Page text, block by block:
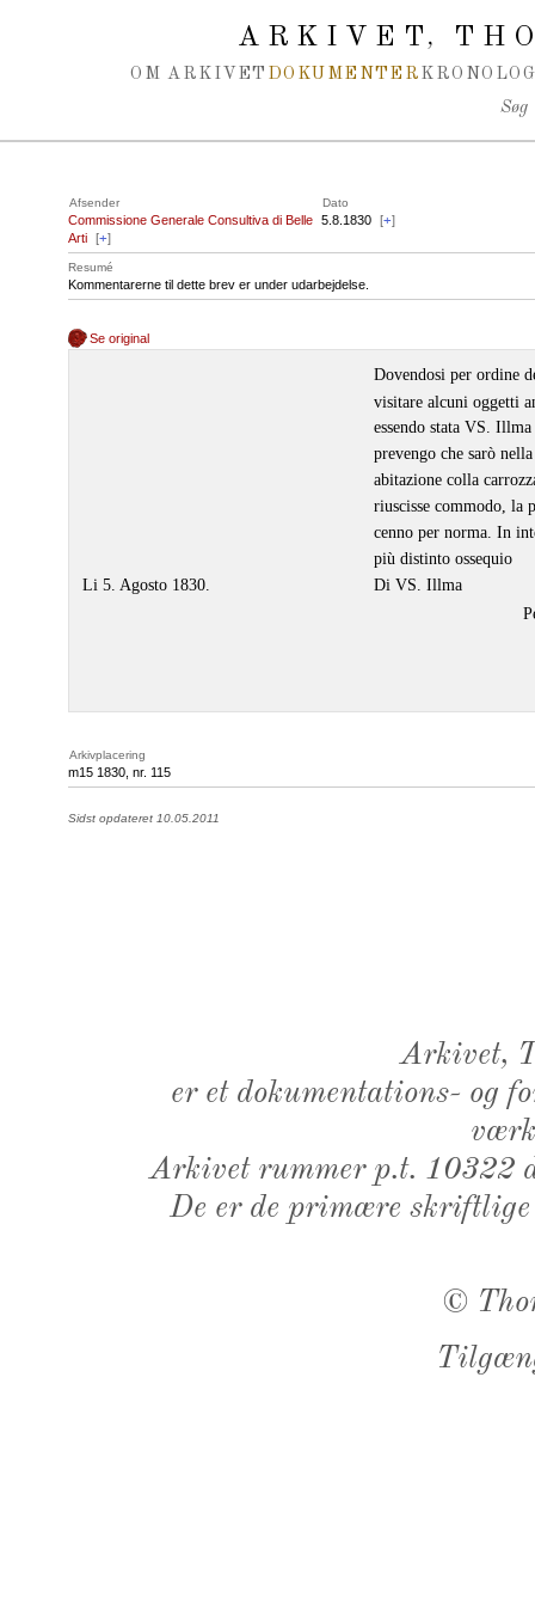
ARKIVET,
OM ARKIVET DOKUMENTER
Søg
Afsender Dato
Commissione Generale Consultiva di Belle
Arti
[+]
5.8.1830 [+]
Resumé
Kommentarerne til dette brev er under udarbejdelse.
Se original
Li 5. Agosto 1830.
Dovendosi per ordine
visitare alcuni oggetti
essendo stata VS.
prevengo che sarò
abitazione colla
riuscisse commodo, la
cenno per norma. In
più distinto ossequio
Di VS. Illma
Arkivplacering
m15 1830, nr. 115
Sidst opdateret 10.05.2011
Arkivet,
er et dokumentations- og
Arkivet rummer p.t. 10322
De er de primære
©